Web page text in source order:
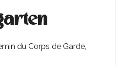
du Corps de Garde,